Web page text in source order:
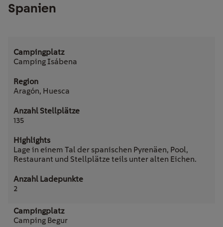
Spanien
Camping Isábena
Aragón, Huesca
135
Lage in einem Tal der spanischen Pyrenäen, Pool,
Restaurant und Stellplätze teils unter alten Eichen.
2
Camping Begur